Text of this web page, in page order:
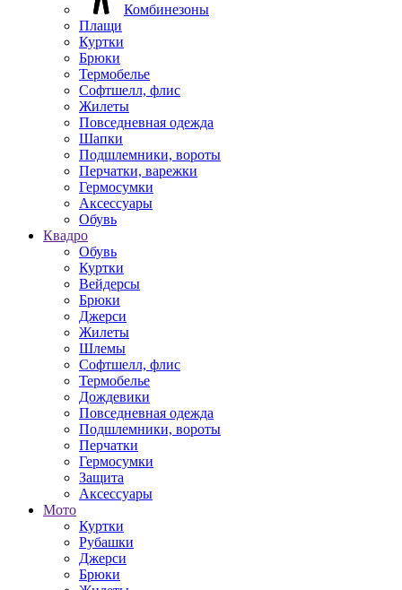
Комбинезоны
Плащи
Куртки
Брюки
Термобелье
Софтшелл, флис
Жилеты
Повседневная одежда
Шапки
Подшлемники, вороты
Перчатки, варежки
Гермосумки
Аксессуары
Обувь
Квадро
Обувь
Куртки
Вейдерсы
Брюки
Джерси
Жилеты
Шлемы
Софтшелл, флис
Термобелье
Дождевики
Повседневная одежда
Подшлемники, вороты
Перчатки
Гермосумки
Защита
Аксессуары
Мото
Куртки
Рубашки
Джерси
Брюки